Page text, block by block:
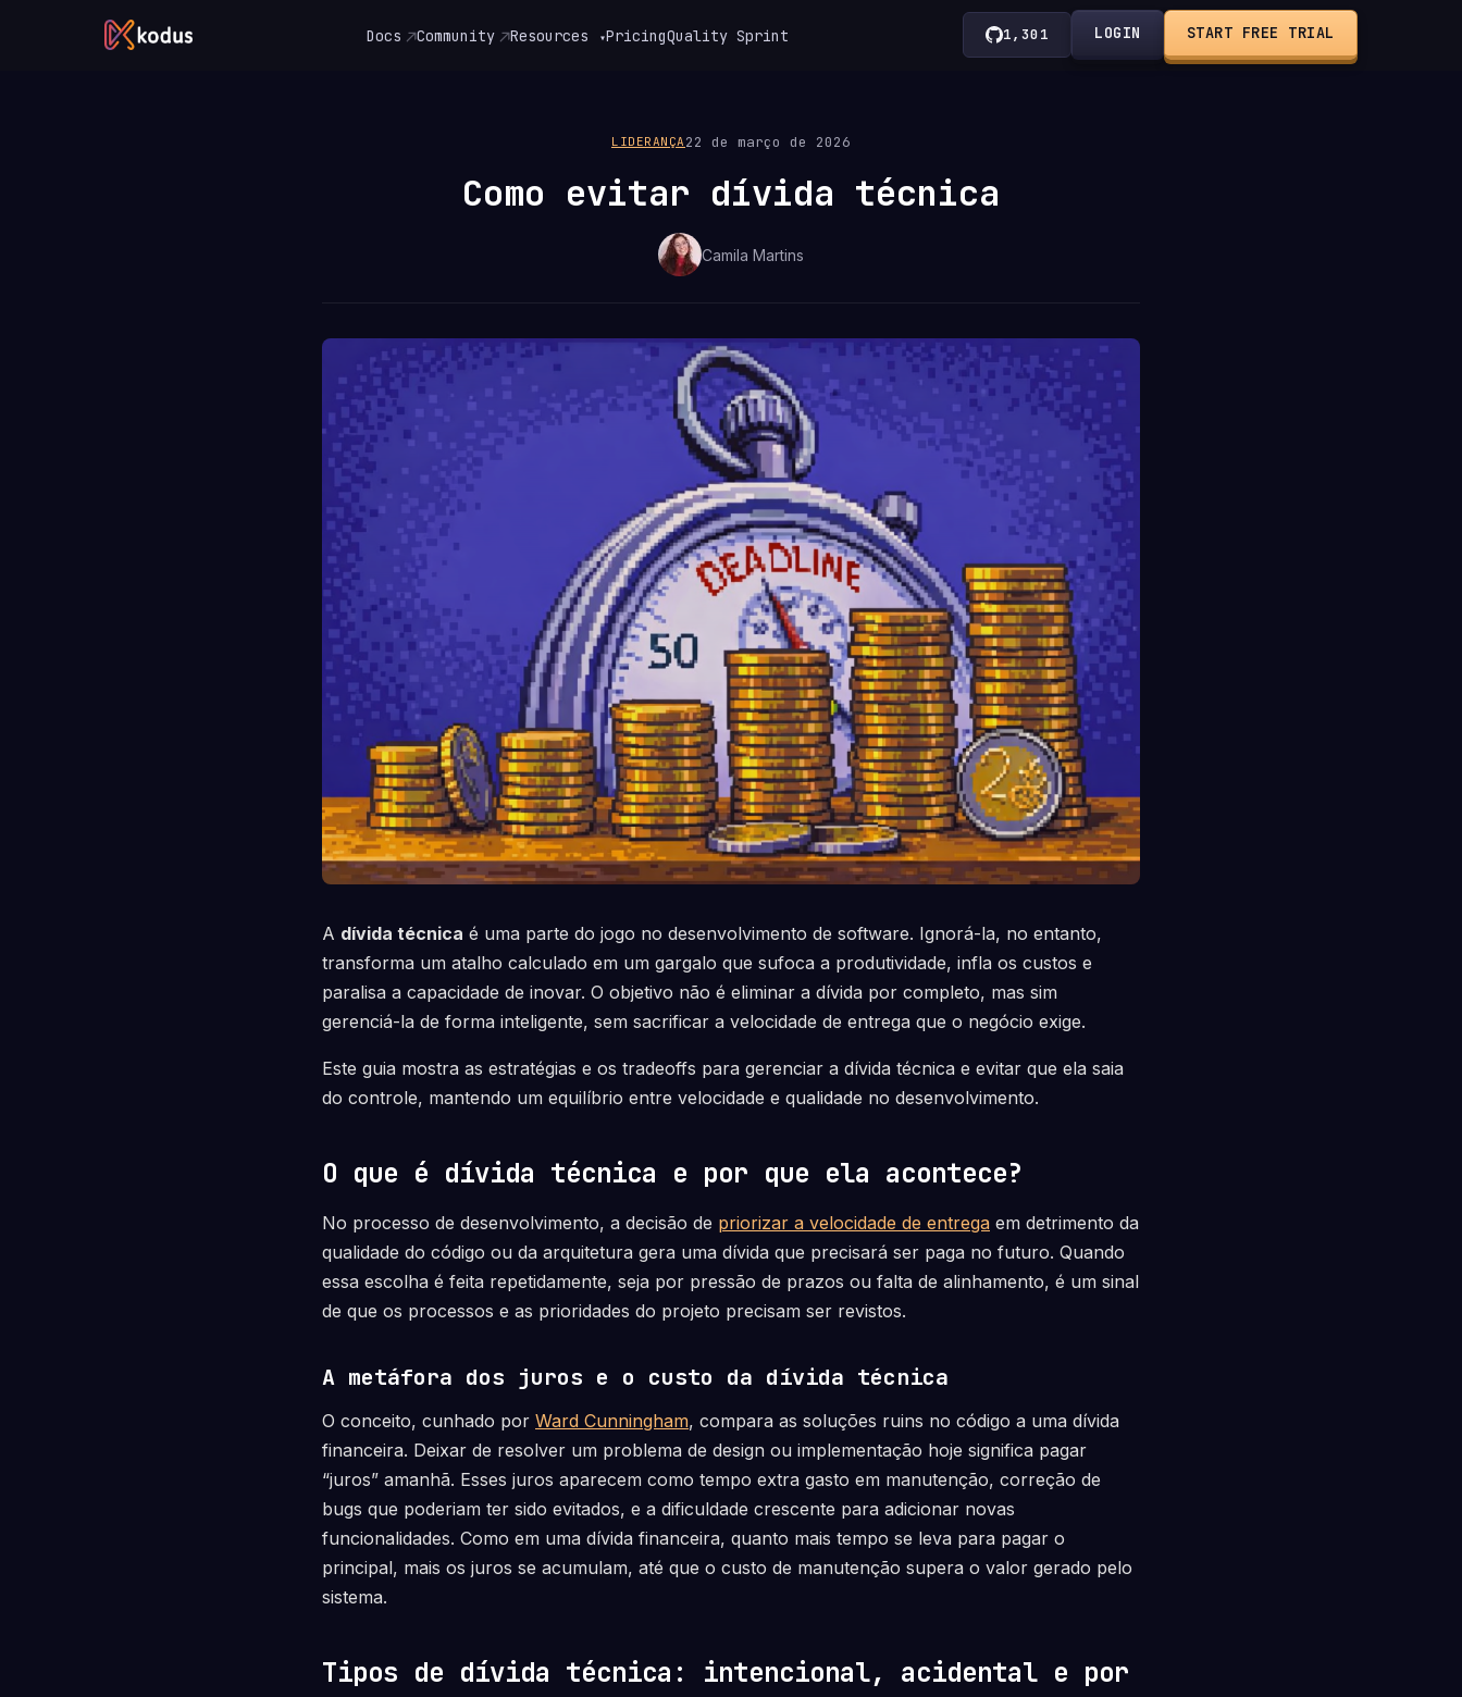
Docs Community Resources ▾PricingQuality Sprint 1,301 LOGIN START FREE TRIAL
LIDERANÇA 22 de março de 2026
Como evitar dívida técnica
Camila Martins
A dívida técnica é uma parte do jogo no desenvolvimento de software. Ignorá-la, no entanto,
transforma um atalho calculado em um gargalo que sufoca a produtividade, infla os custos e
paralisa a capacidade de inovar. O objetivo não é eliminar a dívida por completo, mas sim
gerenciá-la de forma inteligente, sem sacrificar a velocidade de entrega que o negócio exige.
Este guia mostra as estratégias e os tradeoffs para gerenciar a dívida técnica e evitar que ela saia
do controle, mantendo um equilíbrio entre velocidade e qualidade no desenvolvimento.
O que é dívida técnica e por que ela acontece?
No processo de desenvolvimento, a decisão de priorizar a velocidade de entrega em detrimento da
qualidade do código ou da arquitetura gera uma dívida que precisará ser paga no futuro. Quando
essa escolha é feita repetidamente, seja por pressão de prazos ou falta de alinhamento, é um sinal
de que os processos e as prioridades do projeto precisam ser revistos.
A metáfora dos juros e o custo da dívida técnica
O conceito, cunhado por Ward Cunningham, compara as soluções ruins no código a uma dívida
financeira. Deixar de resolver um problema de design ou implementação hoje significa pagar
“juros” amanhã. Esses juros aparecem como tempo extra gasto em manutenção, correção de
bugs que poderiam ter sido evitados, e a dificuldade crescente para adicionar novas
funcionalidades. Como em uma dívida financeira, quanto mais tempo se leva para pagar o
principal, mais os juros se acumulam, até que o custo de manutenção supera o valor gerado pelo
sistema.
Tipos de dívida técnica: intencional, acidental e por